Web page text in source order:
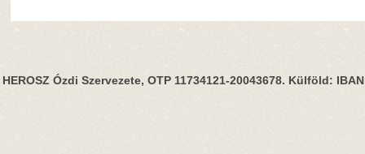
HEROSZ Ózdi Szervezete, OTP 11734121-20043678. Külföld: